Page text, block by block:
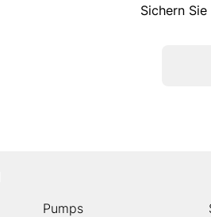
Sichern
Pumps